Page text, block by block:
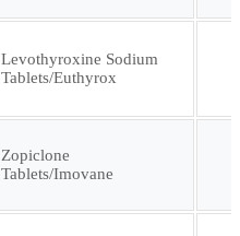
Levothyroxine Sodium
Tablets/Euthyrox
Zopiclone
Tablets/Imovane